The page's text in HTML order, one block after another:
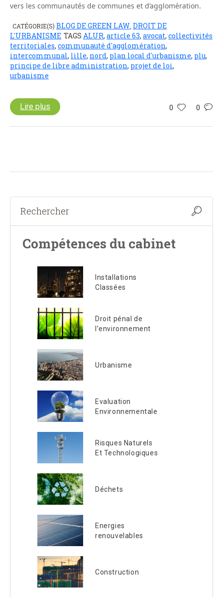
vers les communautés de communes et d’agglomération.
CATÉGORIE(S) BLOG DE GREEN LAW DROIT DE
L'URBANISME TAGS ALUR, article 63, avocat, collectivités
territoriales, communauté d'agglomération,
intercommunal, lille, nord, plan local d'urbanisme, plu,
principe de libre administration, projet de loi,
urbanisme
0 0
Lire plus
Compétences du cabinet
Installations
Classées
Droit pénal de
l’environnement
Urbanisme
Evaluation
Environnementale
Risques Naturels
Et Technologiques
Déchets
Energies
renouvelables
Construction